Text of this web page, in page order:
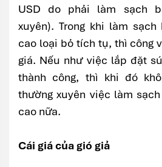
USD do phải làm sạch
xuyên). Trong khi làm
cao loại bỏ tích tụ, thì công
giá. Nếu như việc lắp đặt
thành công, thì khi đó
thường xuyên việc làm
cao nữa.
Cái giá của gió giả